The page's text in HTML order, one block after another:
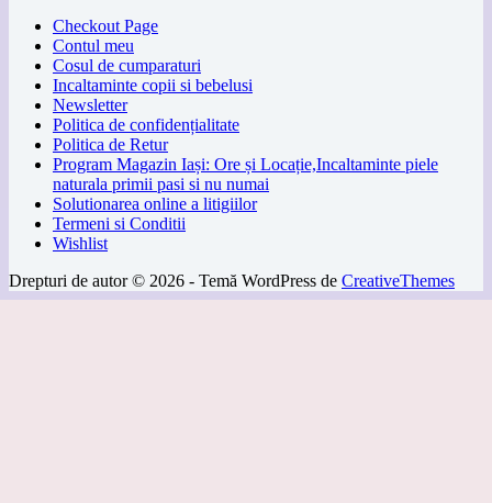
Checkout Page
Contul meu
Cosul de cumparaturi
Incaltaminte copii si bebelusi
Newsletter
Politica de confidențialitate
Politica de Retur
Program Magazin Iași: Ore și Locație,Incaltaminte piele
naturala primii pasi si nu numai
Solutionarea online a litigiilor
Termeni si Conditii
Wishlist
Drepturi de autor © 2026 - Temă WordPress de CreativeThemes